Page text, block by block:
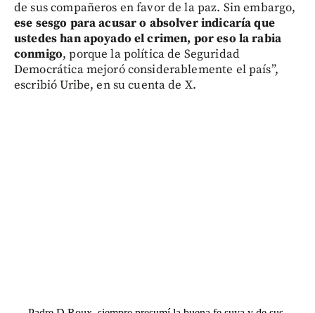
de sus compañeros en favor de la paz. Sin embargo,
ese sesgo para acusar o absolver indicaría que
ustedes han apoyado el crimen, por eso la rabia
conmigo, porque la política de Seguridad
Democrática mejoró considerablemente el país”,
escribió Uribe, en su cuenta de X.